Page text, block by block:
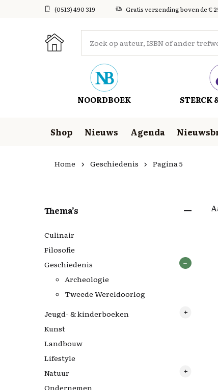
(0513) 490 319 Gratis verzending boven de €
NOORDBOEK STERCK
Shop Nieuws Agenda
Home Geschiedenis Pagina 5
Thema’s
Culinair
Filosofie
Geschiedenis
Archeologie
Tweede Wereldoorlog
Jeugd- & kinderboeken
Nijntjes
Kunst
Landbouw
Lifestyle
Natuur
Vogels
Ondernemen